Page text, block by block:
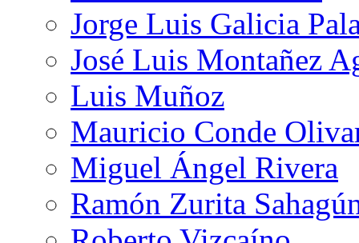
Jorge Luis Galicia
José Luis Montañez
Luis Muñoz
Mauricio Conde
Miguel Ángel Rivera
Ramón Zurita